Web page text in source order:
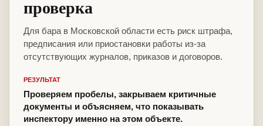
проверка
Для бара в Московской области есть риск штрафа,
предписания или приостановки работы из-за
отсутствующих журналов, приказов и договоров.
РЕЗУЛЬТАТ
Проверяем пробелы, закрываем критичные
документы и объясняем, что показывать
инспектору именно на этом объекте.